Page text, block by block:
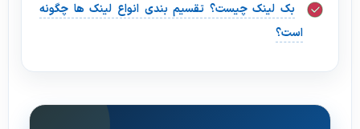
بک لینک چیست؟ تقسیم بندی انواع لینک ها چگونه
است؟